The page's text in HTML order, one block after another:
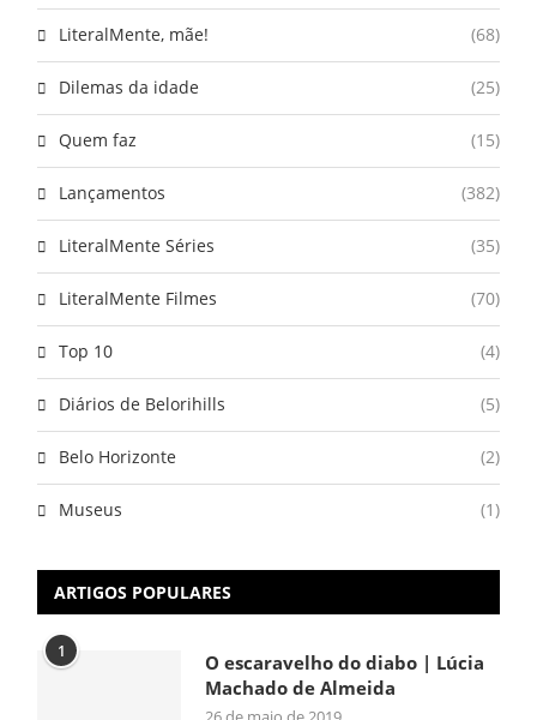
LiteralMente, mãe! (68)
Dilemas da idade (25)
Quem faz (15)
Lançamentos (382)
LiteralMente Séries (35)
LiteralMente Filmes (70)
Top 10 (4)
Diários de Belorihills (5)
Belo Horizonte (2)
Museus (1)
ARTIGOS POPULARES
1
O escaravelho do diabo | Lúcia
Machado de Almeida